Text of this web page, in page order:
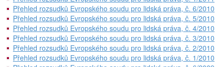
Přehled rozsudků Evropského soudu pro lidská práva, č. 6/2010
Přehled rozsudků Evropského soudu pro lidská práva, č. 5/2010
Přehled rozsudků Evropského soudu pro lidská práva, č. 4/2010
Přehled rozsudků Evropského soudu pro lidská práva, č. 3/2010
Přehled rozsudků Evropského soudu pro lidská práva, č. 2/2010
Přehled rozsudků Evropského soudu pro lidská práva, č. 1/2010